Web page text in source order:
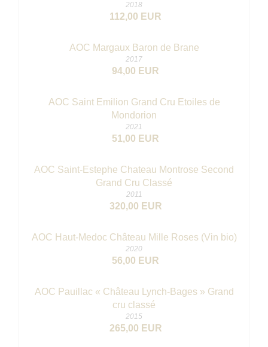
2018
112,00 EUR
AOC Margaux Baron de Brane
2017
94,00 EUR
AOC Saint Emilion Grand Cru Etoiles de
Mondorion
2021
51,00 EUR
AOC Saint-Estephe Chateau Montrose Second
Grand Cru Classé
2011
320,00 EUR
AOC Haut-Medoc Château Mille Roses (Vin bio)
2020
56,00 EUR
AOC Pauillac « Château Lynch-Bages » Grand
cru classé
2015
265,00 EUR